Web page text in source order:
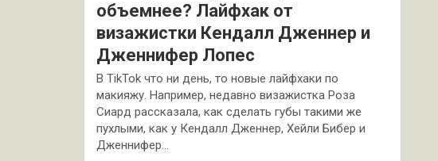
объемнее? Лайфхак от
визажистки Кендалл Дженнер и
Дженнифер Лопес
В TikTok что ни день, то новые лайфхаки по
макияжу. Например, недавно визажистка Роза
Сиард рассказала, как сделать губы такими же
пухлыми, как у Кендалл Дженнер, Хейли Бибер и
Дженнифер…